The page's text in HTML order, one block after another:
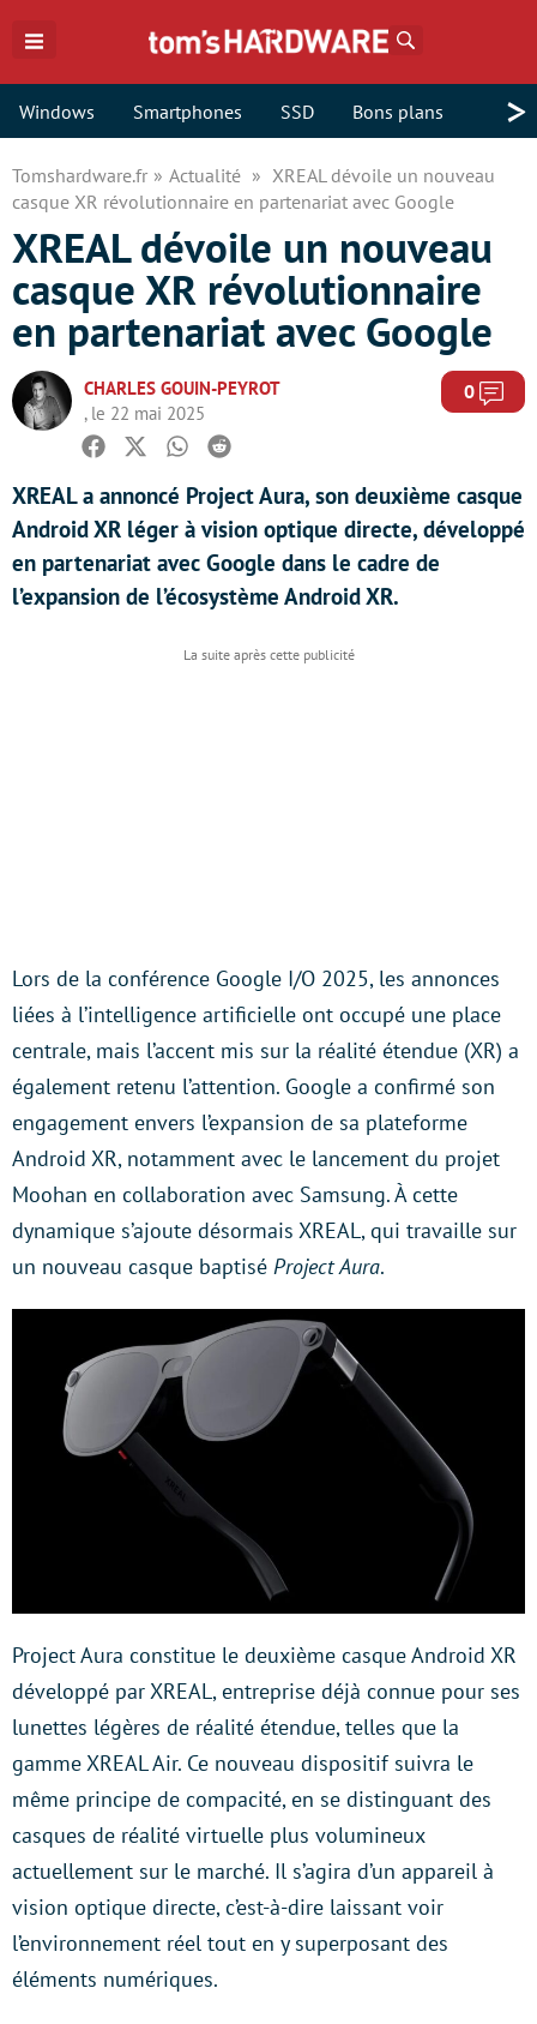
Windows Smartphones SSD Bons plans >
Tomshardware.fr Actualité
XREAL dévoile un nouveau
casque XR révolutionnaire en partenariat avec Google
XREAL dévoile un nouveau
casque XR révolutionnaire
en partenariat avec Google
CHARLES GOUIN-PEYROT
, le 22 mai 2025
0
Facebook
TwitterWhatsapp
Reddit
XREAL a annoncé Project Aura, son deuxième casque
Android XR léger à vision optique directe, développé
en partenariat avec Google dans le cadre de
l’expansion de l’écosystème Android XR.
Lors de la conférence Google I/O 2025, les annonces
liées à l’intelligence artificielle ont occupé une place
centrale, mais l’accent mis sur la réalité étendue (XR) a
également retenu l’attention. Google a confirmé son
engagement envers l’expansion de sa plateforme
Android XR, notamment avec le lancement du projet
Moohan en collaboration avec Samsung. À cette
dynamique s’ajoute désormais XREAL, qui travaille sur
un nouveau casque baptisé Project Aura.
Project Aura constitue le deuxième casque Android XR
développé par XREAL, entreprise déjà connue pour ses
lunettes légères de réalité étendue, telles que la
gamme XREAL Air. Ce nouveau dispositif suivra le
même principe de compacité, en se distinguant des
casques de réalité virtuelle plus volumineux
actuellement sur le marché. Il s’agira d’un appareil à
vision optique directe, c’est-à-dire laissant voir
l’environnement réel tout en y superposant des
éléments numériques.